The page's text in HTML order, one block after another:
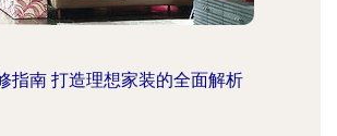
指南 打造理想家装的全面解析